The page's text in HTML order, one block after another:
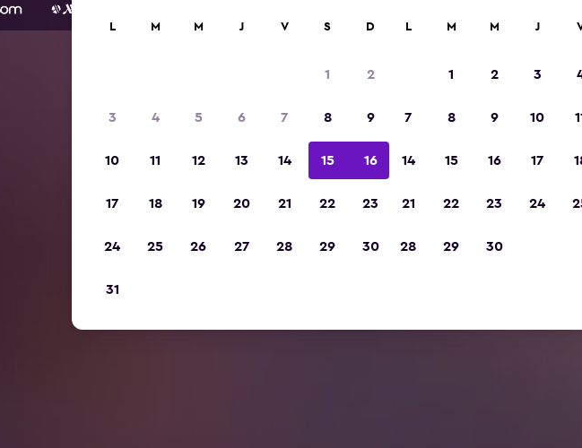
L M M J V S D
1 2
3 4 5 6 7 8 9
10 11 12 13 14 15 16
17 18 19 20 21 22 23
24 25 26 27 28 29 30
31
L M M J
1 2 3
7 8 9 10
14 15 16 17
21 22 23 24
28 29 30